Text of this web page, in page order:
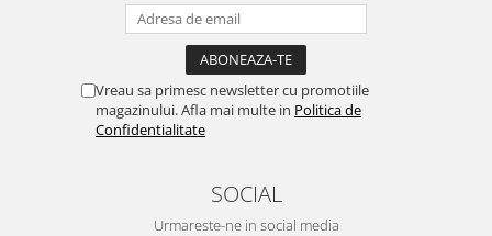
Vreau sa primesc newsletter cu promotiile
magazinului. Afla mai multe in Politica de
Confidentialitate
SOCIAL
Urmareste-ne in social media